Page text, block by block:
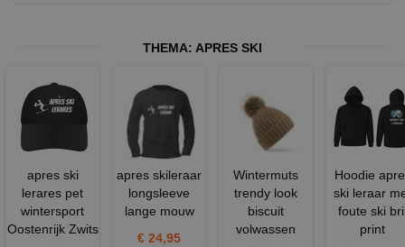
THEMA: APRES SKI
apres ski
lerares pet
wintersport
Oostenrijk Zwits
apres skileraar
longsleeve
lange mouw
€ 24,95
Wintermuts
trendy look
biscuit
volwassen
Hoodie
ski leraar
foute ski
print